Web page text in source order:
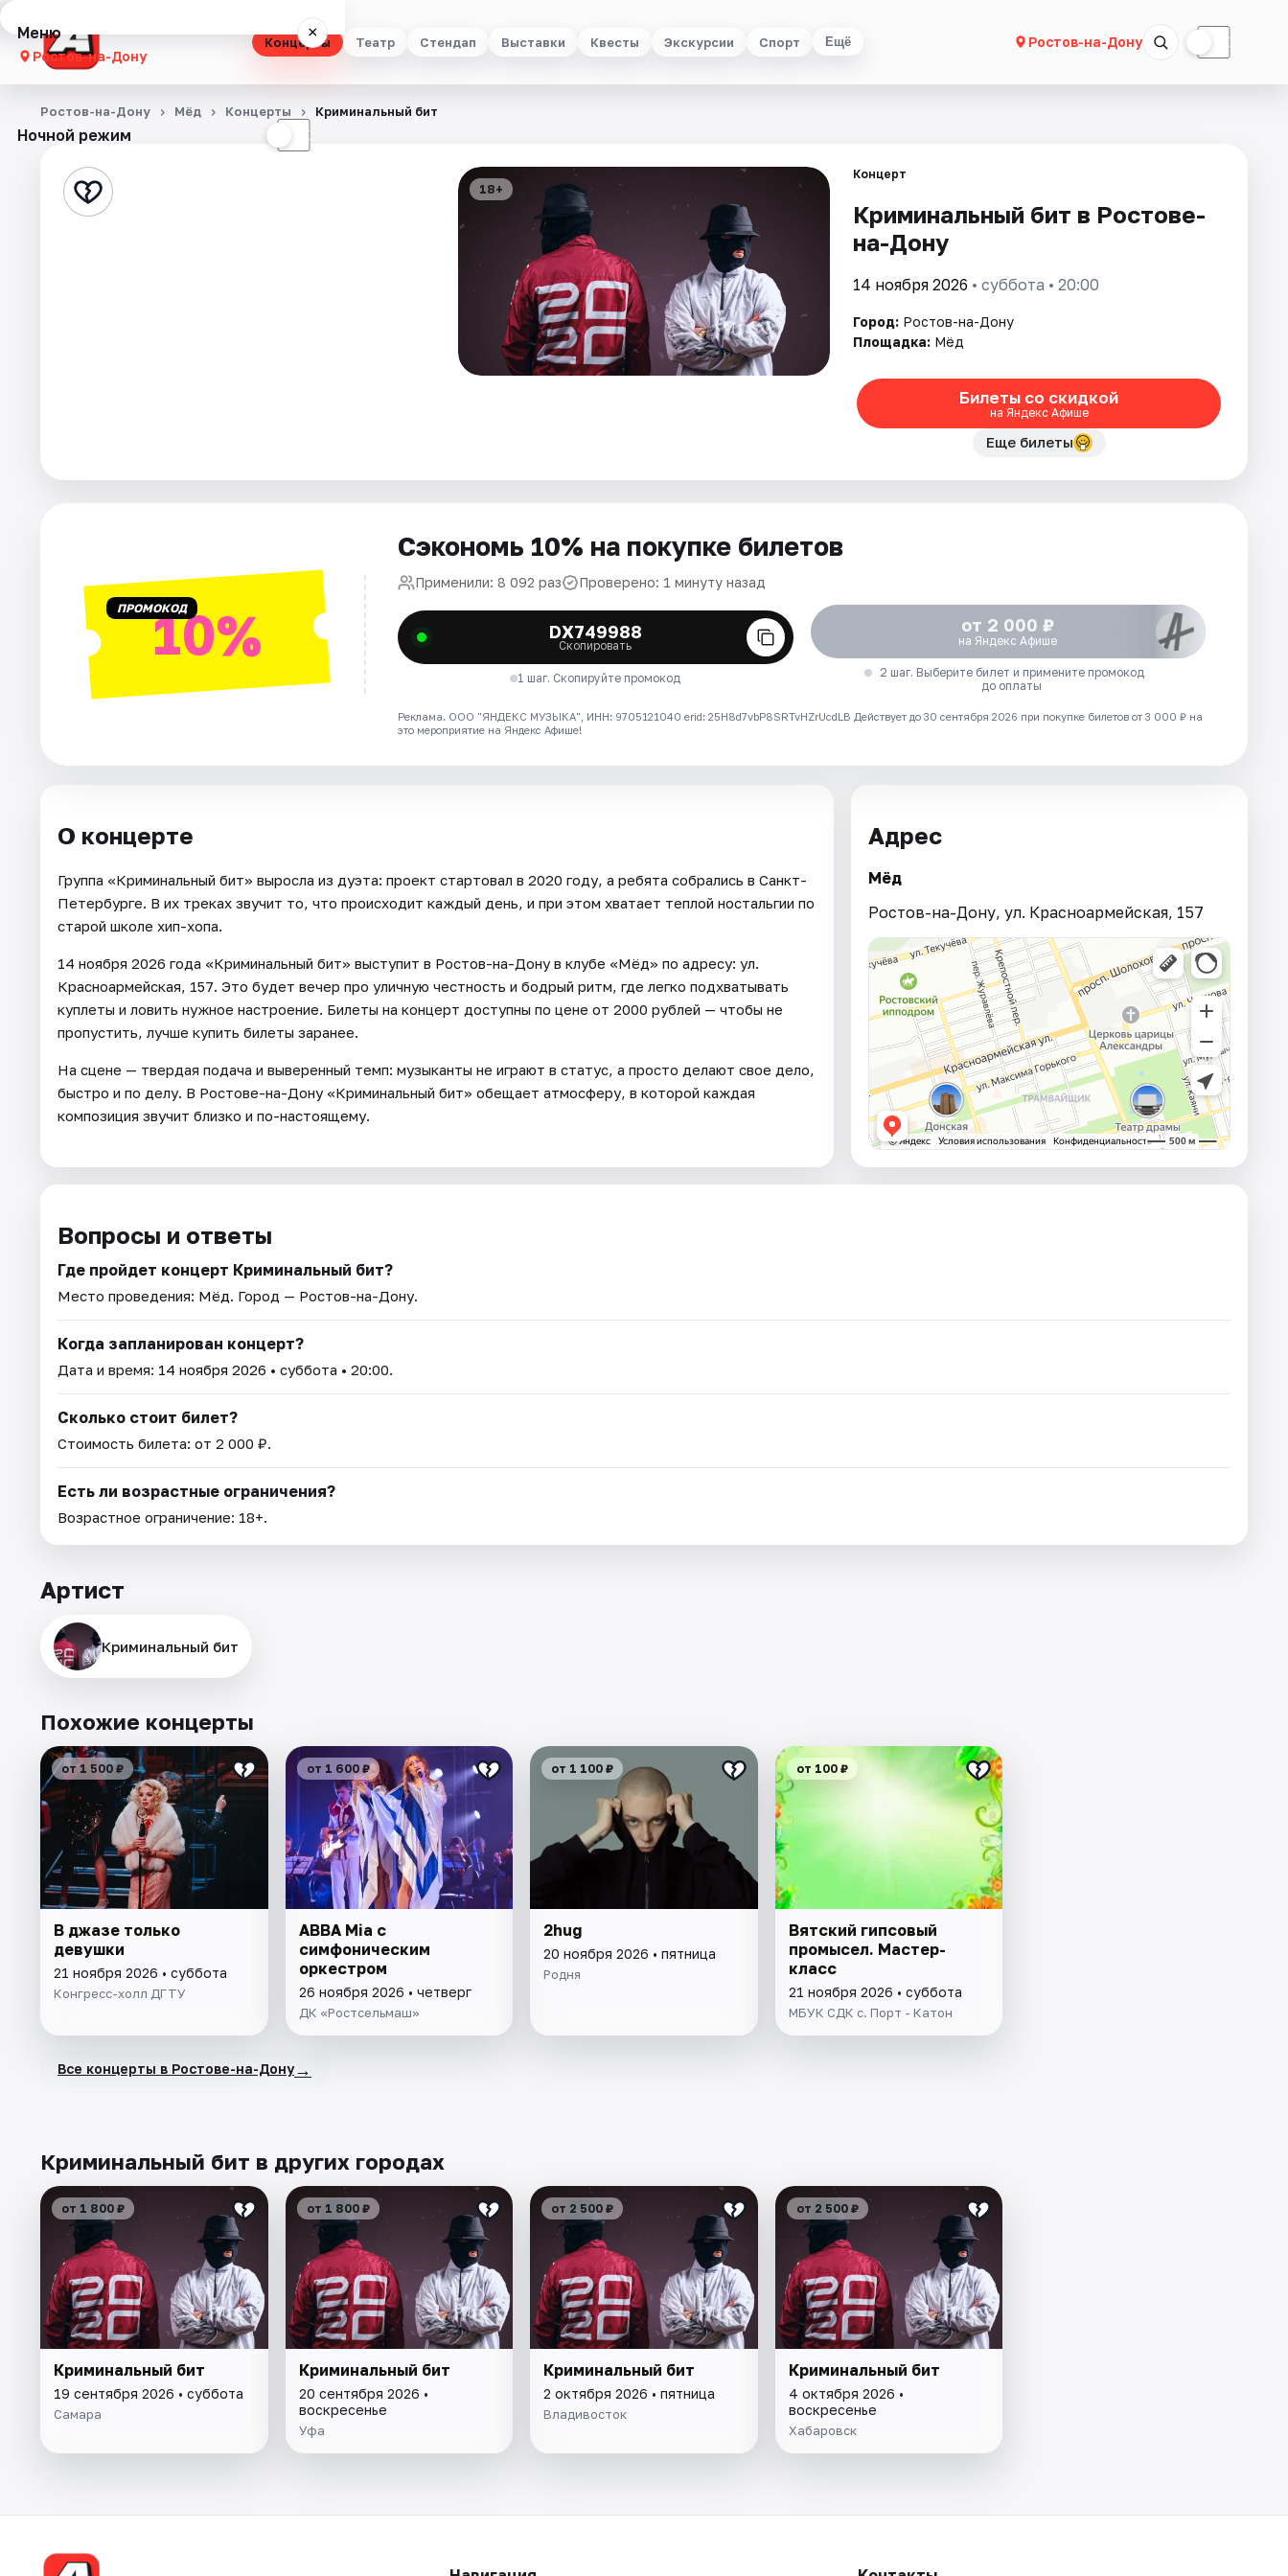
Концерты Театр Стендап Выставки Квесты Экскурсии Спорт Ещё Ростов-на-Дону ☾
Меню ×
Ростов-на-Дону
Концерты
Стендап
Города
Рейтинги
Ночной режим ☾
Ростов-на-Дону Мёд Концерты Криминальный бит
18+
Концерт
Криминальный бит в Ростове-
на-Дону
14 ноября 2026 • суббота • 20:00
Город: Ростов-на-Дону
Площадка: Мёд
Билеты со скидкой
на Яндекс Афише
Еще билеты
ПРОМОКОД10%
Сэкономь 10% на покупке билетов
Применили: 8 092 раз Проверено: 1 минуту назад
DX749988
Скопировать
1 шаг. Скопируйте промокод
от 2 000 ₽
на Яндекс Афише
2 шаг. Выберите билет и примените промокод
до оплаты
Реклама. ООО "ЯНДЕКС МУЗЫКА", ИНН: 9705121040 erid: 25H8d7vbP8SRTvHZrUcdLB Действует до 30 сентября 2026 при покупке билетов от 3 000 ₽ на
это мероприятие на Яндекс Афише!
О концерте
Группа «Криминальный бит» выросла из дуэта: проект стартовал в 2020 году, а ребята собрались в Санкт-
Петербурге. В их треках звучит то, что происходит каждый день, и при этом хватает теплой ностальгии по
старой школе хип-хопа.
14 ноября 2026 года «Криминальный бит» выступит в Ростов-на-Дону в клубе «Мёд» по адресу: ул.
Красноармейская, 157. Это будет вечер про уличную честность и бодрый ритм, где легко подхватывать
куплеты и ловить нужное настроение. Билеты на концерт доступны по цене от 2000 рублей — чтобы не
пропустить, лучше купить билеты заранее.
На сцене — твердая подача и выверенный темп: музыканты не играют в статус, а просто делают свое дело,
быстро и по делу. В Ростове-на-Дону «Криминальный бит» обещает атмосферу, в которой каждая
композиция звучит близко и по-настоящему.
Адрес
Мёд
Ростов-на-Дону, ул. Красноармейская, 157
Вопросы и ответы
Где пройдет концерт Криминальный бит?
Место проведения: Мёд. Город — Ростов-на-Дону.
Когда запланирован концерт?
Дата и время: 14 ноября 2026 • суббота • 20:00.
Сколько стоит билет?
Стоимость билета: от 2 000 ₽.
Есть ли возрастные ограничения?
Возрастное ограничение: 18+.
Артист
Криминальный бит
Похожие концерты
от 1 500 ₽
В джазе только
девушки
21 ноября 2026 • суббота
Конгресс-холл ДГТУ
от 1 600 ₽
ABBA Mia с
симфоническим
оркестром
26 ноября 2026 • четверг
ДК «Ростсельмаш»
от 1 100 ₽
2hug
20 ноября 2026 • пятница
Родня
от 100 ₽
Вятский гипсовый
промысел. Мастер-
класс
21 ноября 2026 • суббота
МБУК СДК с. Порт - Катон
Все концерты в Ростове-на-Дону→
Криминальный бит в других городах
от 1 800 ₽
Криминальный бит
19 сентября 2026 • суббота
Самара
от 1 800 ₽
Криминальный бит
20 сентября 2026 •
воскресенье
Уфа
от 2 500 ₽
Криминальный бит
2 октября 2026 • пятница
Владивосток
от 2 500 ₽
Криминальный бит
4 октября 2026 •
воскресенье
Хабаровск